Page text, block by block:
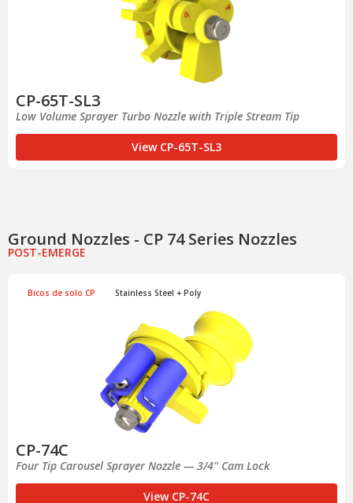
CP-65T-SL3
Low Volume Sprayer Turbo Nozzle with Triple Stream Tip
View CP-65T-SL3
Ground Nozzles - CP 74 Series Nozzles
POST-EMERGE
Bicos de solo CP Stainless Steel + Poly
CP-74C
Four Tip Carousel Sprayer Nozzle — 3/4" Cam Lock
View CP-74C